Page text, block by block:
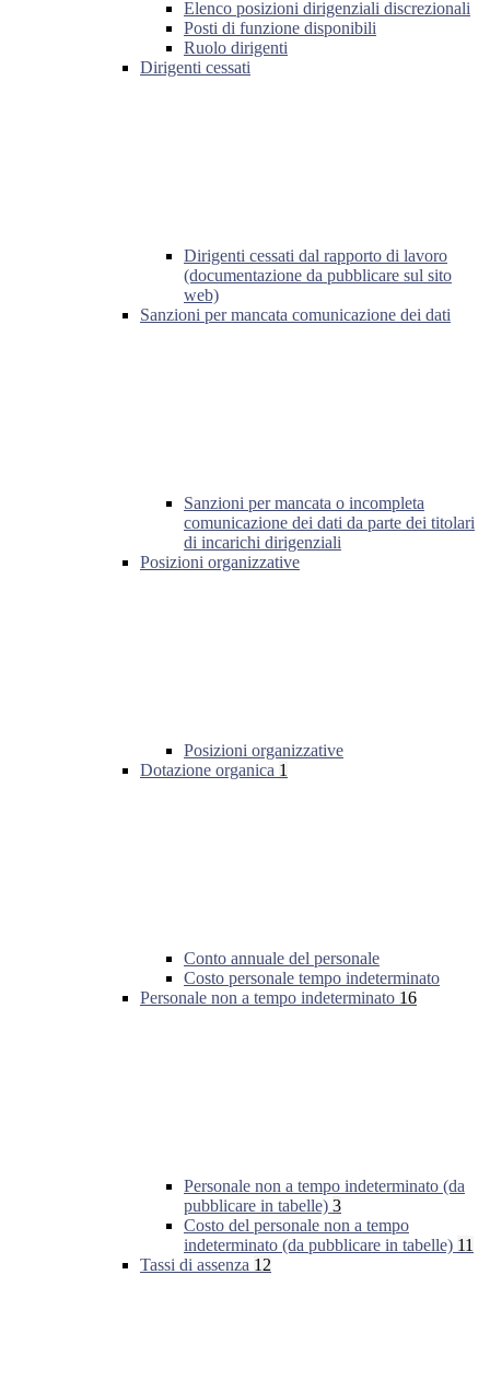
Elenco posizioni dirigenziali discrezionali
Posti di funzione disponibili
Ruolo dirigenti
Dirigenti cessati
Dirigenti cessati dal rapporto di lavoro
(documentazione da pubblicare sul sito
web)
Sanzioni per mancata comunicazione dei dati
Sanzioni per mancata o incompleta
comunicazione dei dati da parte dei titolari
di incarichi dirigenziali
Posizioni organizzative
Posizioni organizzative
Dotazione organica 1
Conto annuale del personale
Costo personale tempo indeterminato
Personale non a tempo indeterminato 16
Personale non a tempo indeterminato (da
pubblicare in tabelle) 3
Costo del personale non a tempo
indeterminato (da pubblicare in tabelle) 11
Tassi di assenza 12